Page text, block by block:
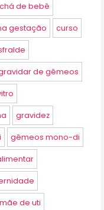
chá de bebê
gestação curso
de gêmeos
gravidez
gêmeos mono-di
mãe de uti